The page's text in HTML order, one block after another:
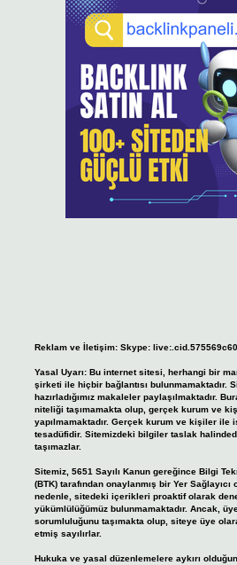
Reklam ve İletişim: Skype:
Yasal Uyarı: Bu internet sitesi, herhangi bir
şirketi ile hiçbir bağlantısı bulunmamaktadır.
hazırladığımız makaleler paylaşılmaktadır.
niteliği taşımamakta olup, gerçek kurum ve
yapılmamaktadır. Gerçek kurum ve kişiler ile
tesadüfidir. Sitemizdeki bilgiler taslak
taşımazlar.
Sitemiz, 5651 Sayılı Kanun gereğince Bilgi
(BTK) tarafından onaylanmış bir Yer
nedenle, sitedeki içerikleri proaktif olarak
yükümlülüğümüz bulunmamaktadır. Ancak,
sorumluluğunu taşımakta olup, siteye üye
etmiş sayılırlar.
Hukuka ve yasal düzenlemelere aykırı